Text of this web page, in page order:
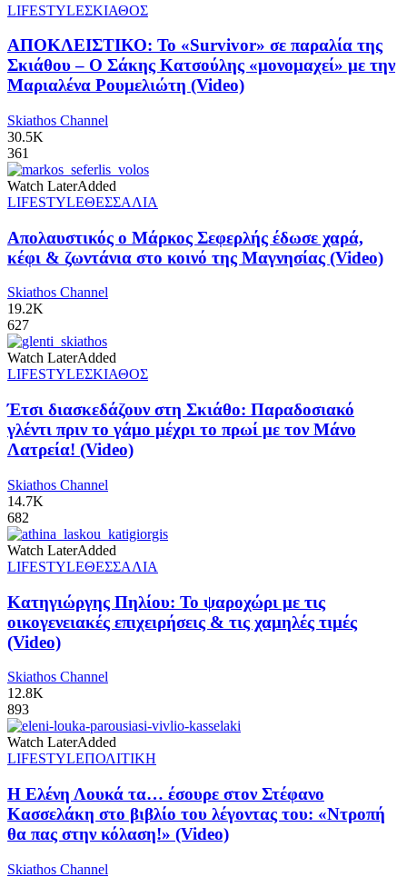
LIFESTYLEΣΚΙΑΘΟΣ
ΑΠΟΚΛΕΙΣΤΙΚΟ: Το «Survivor» σε παραλία της
Σκιάθου – Ο Σάκης Κατσούλης «μονομαχεί» με την
Μαριαλένα Ρουμελιώτη (Video)
Skiathos Channel
30.5K
361
Watch LaterAdded
LIFESTYLEΘΕΣΣΑΛΙΑ
Απολαυστικός ο Μάρκος Σεφερλής έδωσε χαρά,
κέφι & ζωντάνια στο κοινό της Μαγνησίας (Video)
Skiathos Channel
19.2K
627
Watch LaterAdded
LIFESTYLEΣΚΙΑΘΟΣ
Έτσι διασκεδάζουν στη Σκιάθο: Παραδοσιακό
γλέντι πριν το γάμο μέχρι το πρωί με τον Μάνο
Λατρεία! (Video)
Skiathos Channel
14.7K
682
Watch LaterAdded
LIFESTYLEΘΕΣΣΑΛΙΑ
Κατηγιώργης Πηλίου: Το ψαροχώρι με τις
οικογενειακές επιχειρήσεις & τις χαμηλές τιμές
(Video)
Skiathos Channel
12.8K
893
Watch LaterAdded
LIFESTYLEΠΟΛΙΤΙΚΗ
Η Ελένη Λουκά τα… έσουρε στον Στέφανο
Κασσελάκη στο βιβλίο του λέγοντας του: «Ντροπή
θα πας στην κόλαση!» (Video)
Skiathos Channel